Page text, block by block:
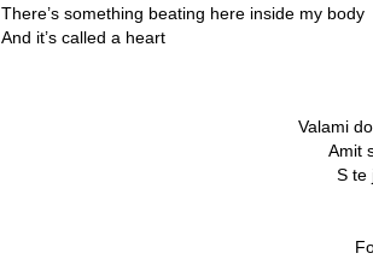
There’s something beating here inside my body
And it’s called a heart
Valami
Amit
S te